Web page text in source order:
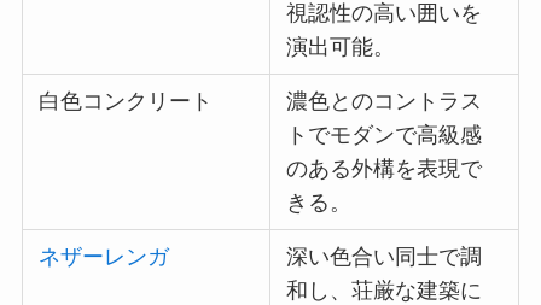
視認性の高い囲いを
演出可能。
白色コンクリート
濃色とのコントラス
トでモダンで高級感
のある外構を表現で
きる。
ネザーレンガ
深い色合い同士で調
和し、荘厳な建築に